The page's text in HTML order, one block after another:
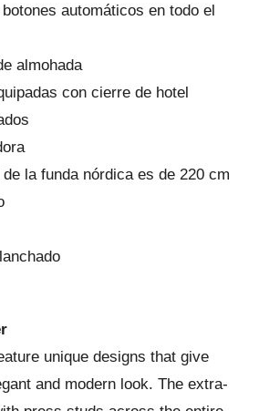
automáticos en todo el
almohada
con cierre de hotel
la funda nórdica es de 220 cm
unique designs that give
and modern look. The extra-